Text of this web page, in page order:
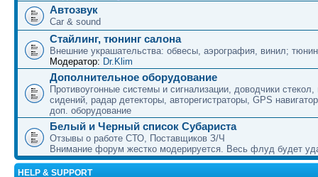
Автозвук
Car & sound
Стайлинг, тюнинг салона
Внешние украшательства: обвесы, аэрография, винил;
Модератор: Dr.Klim
Дополнительное оборудование
Противоугонные системы и сигнализации, доводчики стекол,
сидений, радар детекторы, авторегистраторы, GPS
доп. оборудование
Белый и Черный список Субариста
Отзывы о работе СТО, Поставщиков З/Ч
Внимание форум жестко модерируется. Весь флуд будет
HELP & SUPPORT